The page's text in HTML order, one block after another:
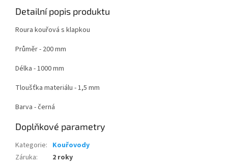
Detailní popis produktu
Roura kouřová s klapkou
Průměr - 200 mm
Délka - 1000 mm
Tloušťka materiálu - 1,5 mm
Barva - černá
Doplňkové parametry
Kategorie: Kouřovody
Záruka:
2 roky